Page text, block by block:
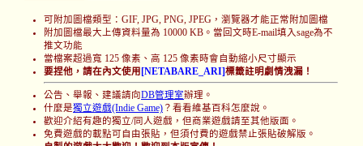
可附加圖檔類型：GIF, JPG, PNG, JPEG，瀏覽器才能正常附加圖檔
附加圖檔最大上傳資料量為 10000 KB。當回文時E-mail填入sage為不
推文功能
當檔案超過寬 125 像素、高 125 像素時會自動縮小尺寸顯示
要捏他，請在內文使用 [NETABARE_ARI]標籤註明劇情洩漏！
公告、舉報、建議請向 DB管理室辦理。
什麼是獨立遊戲(Indie Game) ？看看維基百科怎麼說。
歡迎介紹有趣的獨立/同人遊戲，但商業遊戲請至其他版面。
免費遊戲的載點可自由張貼，但須付費的遊戲禁止張貼破解版。